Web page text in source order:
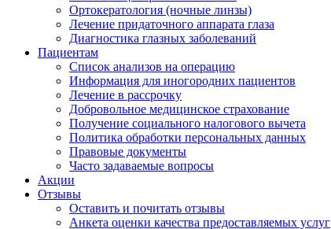
Ортокератология (ночные линзы)
Лечение придаточного аппарата глаза
Диагностика глазных заболеваний
Пациентам
Список анализов на операцию
Информация для иногородних пациентов
Лечение в рассрочку
Добровольное медицинское страхование
Получение социального налогового вычета
Политика обработки персональных данных
Правовые документы
Часто задаваемые вопросы
Акции
Отзывы
Оставить и почитать отзывы
Анкета оценки качества предоставляемых услуг